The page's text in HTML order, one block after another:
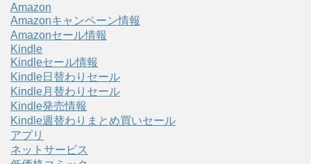
Amazon
Amazonキャンペーン情報
Amazonセール情報
Kindle
Kindleセール情報
Kindle日替わりセール
Kindle月替わりセール
Kindle発売情報
Kindle週替わりまとめ買いセール
アプリ
ネットサービス